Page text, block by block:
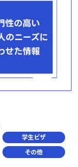
学生ビザ
その他